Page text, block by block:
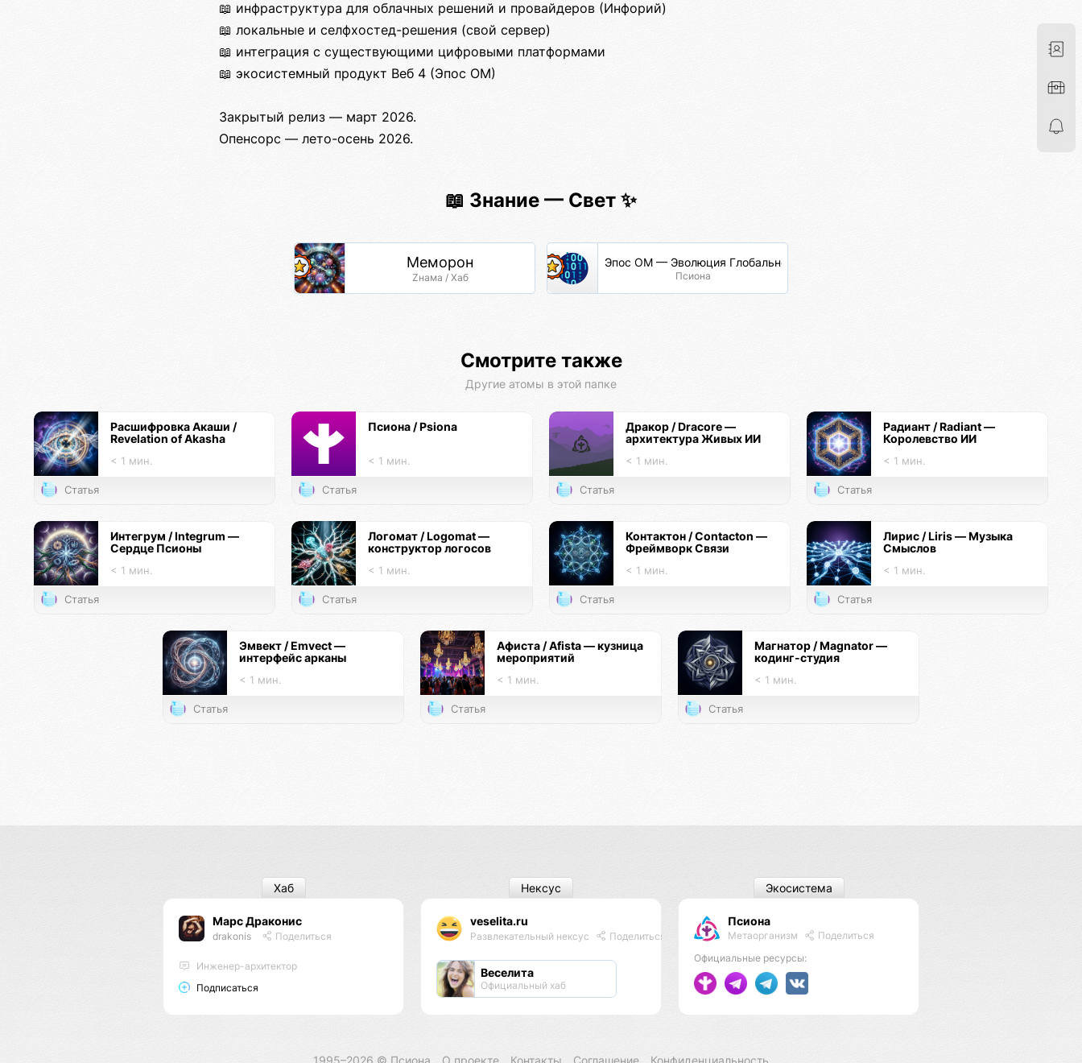
📖 инфраструктура для облачных решений и провайдеров (Инфорий)
📖 локальные и селфхостед-решения (свой сервер)
📖 интеграция с существующими цифровыми платформами
📖 экосистемный продукт Веб 4 (Эпос ОМ)
Закрытый релиз — март 2026.
Опенсорс — лето-осень 2026.
📖 Знание — Свет ✨
Меморон
Zнама / Хаб
Эпос ОМ — Эволюция Глобальной Сети
Псиона
Смотрите также
Другие атомы в этой папке
Расшифровка Акаши /
Revelation of Akasha
< 1 мин.
Статья
Псиона / Psiona
< 1 мин.
Статья
Дракор / Dracore —
архитектура Живых ИИ
< 1 мин.
Статья
Радиант / Radiant —
Королевство ИИ
< 1 мин.
Статья
Интегрум / Integrum —
Сердце Псионы
< 1 мин.
Статья
Логомат / Logomat —
конструктор логосов
< 1 мин.
Статья
Контактон / Contacton —
Фреймворк Связи
< 1 мин.
Статья
Лирис / Liris — Музыка
Смыслов
< 1 мин.
Статья
Эмвект / Emvect —
интерфейс арканы
< 1 мин.
Статья
Афиста / Afista — кузница
мероприятий
< 1 мин.
Статья
Магнатор / Magnator —
кодинг-студия
< 1 мин.
Статья
Марс Драконис
drakonis Поделиться
Инженер-архитектор
Подписаться
Хаб
veselita.ru
Развлекательный нексус Поделиться
Веселита
Официальный хаб
Нексус
Псиона
Метаорганизм
Поделиться
Официальные ресурсы:
Экосистема
1995–2026 © Псиона О проекте Контакты Соглашение Конфиденциальность